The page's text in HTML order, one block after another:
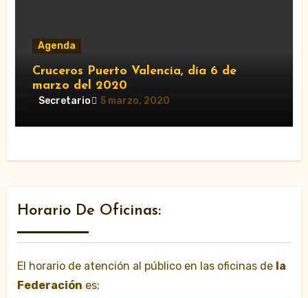
Agenda
Cruceros Puerto Valencia, día 6 de
marzo del 2020
Secretario 5 marzo, 2020
Horario De Oficinas:
El horario de atención al público en las oficinas de la
Federación es: